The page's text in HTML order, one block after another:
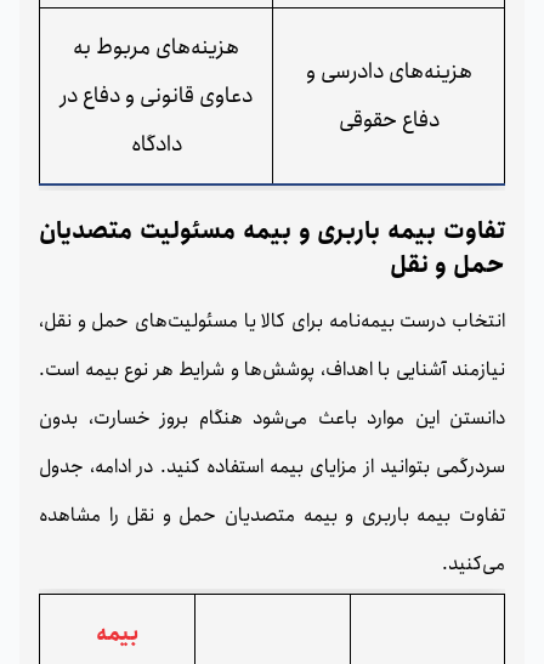
هزینه‌های دادرسی و
دفاع حقوقی
هزینه‌های مربوط به
دعاوی قانونی و دفاع در
دادگاه
تفاوت بیمه باربری و بیمه مسئولیت متصدیان
حمل‌ و نقل
انتخاب درست بیمه‌نامه برای کالا یا مسئولیت‌های حمل‌ و نقل،
نیازمند آشنایی با اهداف، پوشش‌ها و شرایط هر نوع بیمه است.
دانستن این موارد باعث می‌شود هنگام بروز خسارت، بدون
سردرگمی بتوانید از مزایای بیمه استفاده کنید. در ادامه، جدول
تفاوت بیمه باربری و بیمه متصدیان حمل‌ و نقل را مشاهده
می‌کنید.
بیمه